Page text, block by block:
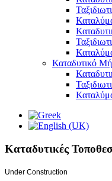
Καταδυτικό
Καταδυτικές
Under Construction